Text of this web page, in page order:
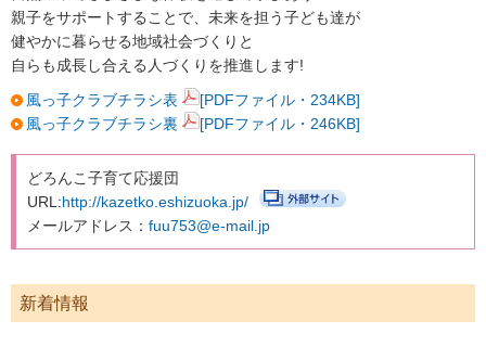
子育て支援ガイドブック
あなたができる子育て支援
シニアクラブ天竜 上阿多古・下阿多古
みしまみんなの子育てサロン ふぁむ
湯日の子ども達を見守る会
やなぎ文庫
静岡県立総合病院保育所おひさま
プライバシーポリシー
親子をサポートすることで、未来を担う子ども達が
健やかに暮らせる地域社会づくりと
自らも成長し合える人づくりを推進します!
風っ子クラブチラシ表
[PDFファイル・234KB]
風っ子クラブチラシ裏
[PDFファイル・246KB]
どろんこ子育て応援団
URL:http://kazetko.eshizuoka.jp/
メールアドレス： fuu753@e-mail.jp
新着情報